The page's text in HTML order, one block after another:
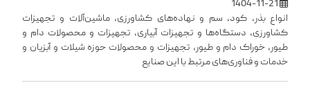
انواع بذر، کود، سم و نهاده‌های کشاورزی، ماشین‌آلات و تجهیزات
کشاورزی، دستگاه‌ها و تجهیزات آبیاری، تجهیزات و محصولات دام و
طیور، خوراک دام و طیور، تجهیزات و محصولات حوزه شیلات و آبزیان و
خدمات و فناوری‌های مرتبط با این صنایع